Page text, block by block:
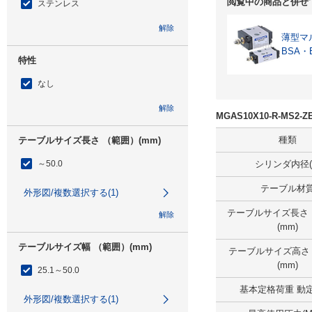
ステンレス
解除
特性
なし
解除
テーブルサイズ長さ （範囲）(mm)
～50.0
外形図/複数選択する(1)
解除
テーブルサイズ幅 （範囲）(mm)
25.1～50.0
外形図/複数選択する(1)
薄型マ
BSA・
MGAS10X10-R-MS2-
種類
シリンダ内径
テーブル材
テーブルサイズ長さ
(mm)
テーブルサイズ高
(mm)
基本定格荷重 動